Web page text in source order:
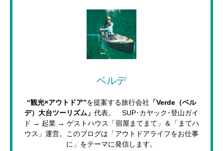
ベルデ
“観光×アウトドア”を提案する旅行会社 「Verde（ベル
デ）大台ツーリズム」 代表。 SUP･カヤック･登山ガイ
ド → 起業 → ゲストハウス「宿屋まてまて」＆「まてハ
ウス」運営。このブログは「アウトドアライフをお仕事
に」をテーマに発信します。